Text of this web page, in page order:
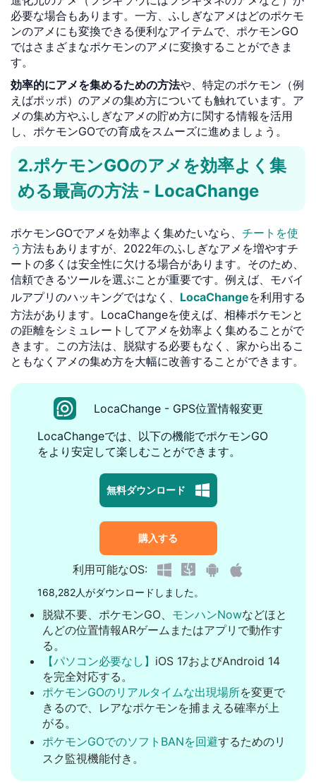
必要な場合もあります。一方、ふしぎなアメはどのポケモ
ンのアメにも変換できる便利なアイテムで、ポケモンGO
ではさまざまなポケモンのアメに変換することができま
す。
効率的にアメを集めるための方法や、特定のポケモン（例
えばポッポ）のアメの集め方についても触れています。ア
メの集め方やふしぎなアメの貯め方に関する情報を活用
し、ポケモンGOでの育成をスムーズに進めましょう。
2.ポケモンGOのアメを効率よく集
める最高の方法 - LocaChange
ポケモンGOでアメを効率よく集めたいなら、 チートを使
う 方法もありますが、2022年のふしぎなアメを増やすチ
ートの多くは安全性に欠ける場合があります。そのため、
信頼できるツールを選ぶことが重要です。例えば、モバイ
ルアプリのハッキングではなく、 LocaChangeを利用する
方法があります。LocaChangeを使えば、相棒ポケモンと
の距離をシミュレートしてアメを効率よく集めることがで
きます。この方法は、脱獄する必要もなく、家から出るこ
ともなくアメの集め方を大幅に改善することができます。
LocaChange - GPS位置情報変更
LocaChangeでは、以下の機能でポケモンGO
をより安定して楽しむことができます。
無料ダウンロード
購入する
利用可能なOS:
168,282人がダウンロードしました。
脱獄不要、ポケモンGO、 モンハンNowなどほと
んどの位置情報ARゲームまたはアプリで動作す
る。
【パソコン必要なし】 iOS 17およびAndroid 14
を完全対応する。
ポケモンGOのリアルタイムな出現場所を変更で
きるので、レアなポケモンを捕まえる確率が上
がる。
ポケモンGOでのソフトBANを回避するためのリ
スク監視機能付き。